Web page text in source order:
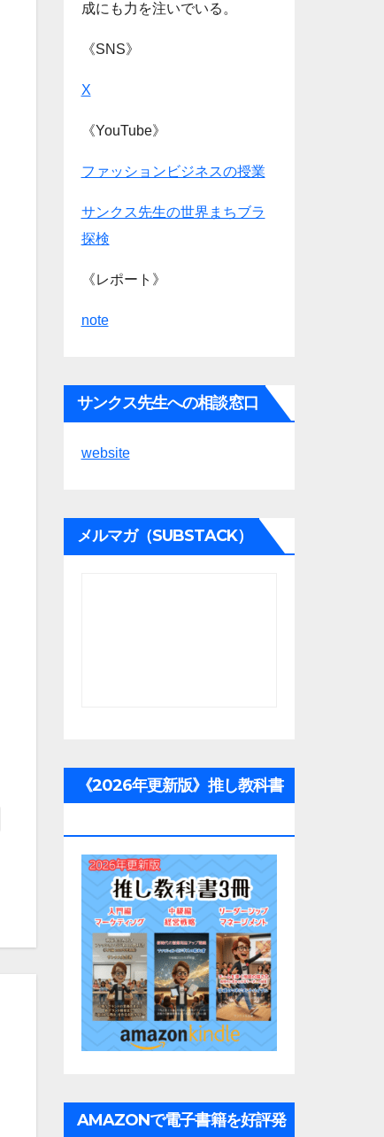
成にも力を注いでいる。
《SNS》
X
《YouTube》
ファッションビジネスの授業
サンクス先生の世界まちブラ
探検
《レポート》
note
サンクス先生への相談窓口
website
メルマガ（SUBSTACK）
《2026年更新版》推し教科書
AMAZONで電子書籍を好評発